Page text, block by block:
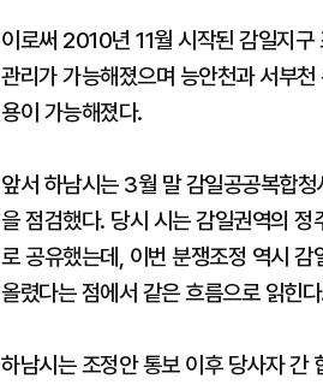
이로써 2010년 11월 시작된 감일지
관리가 가능해졌으며 능안천과 서부
용이 가능해졌다.
앞서 하남시는 3월 말 감일공공복합청
을 점검했다. 당시 시는 감일권역의 정
로 공유했는데, 이번 분쟁조정 역시
올렸다는 점에서 같은 흐름으로 읽힌
하남시는 조정안 통보 이후 당사자 간